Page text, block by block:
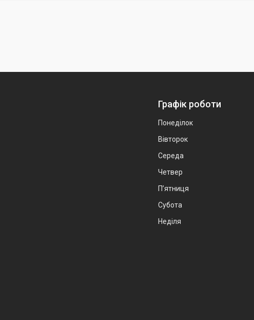
Графік роботи
Понеділок
Вівторок
Середа
Четвер
Пʼятниця
Субота
Неділя